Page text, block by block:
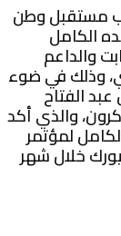
مستقبل وطن
الكامل
والداعم
وذلك في ضوء
الفتاح
والذي أكد
لمؤتمر
خلال شهر